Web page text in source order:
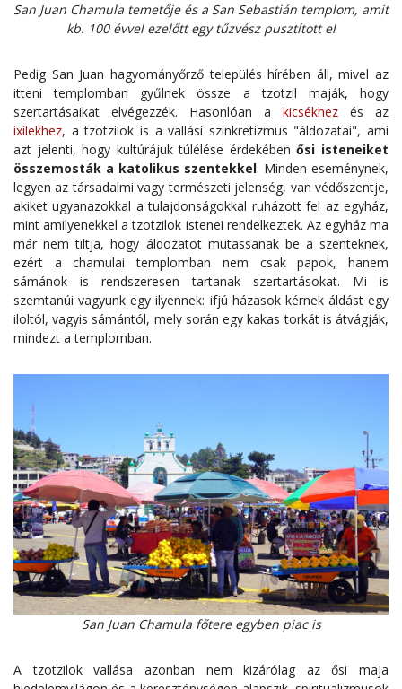
San Juan Chamula temetője és a San Sebastián templom, amit
kb. 100 évvel ezelőtt egy tűzvész pusztított el
Pedig San Juan hagyományőrző település hírében áll, mivel az
itteni templomban gyűlnek össze a tzotzil maják, hogy
szertartásaikat elvégezzék. Hasonlóan a kicsékhez és az
ixilekhez, a tzotzilok is a vallási szinkretizmus "áldozatai", ami
azt jelenti, hogy kultúrájuk túlélése érdekébenősi isteneiket
összemosták a katolikus szentekkel. Minden eseménynek,
legyen az társadalmi vagy természeti jelenség, van védőszentje,
akiket ugyanazokkal a tulajdonságokkal ruházott fel az egyház,
mint amilyenekkel a tzotzilok istenei rendelkeztek. Az egyház ma
már nem tiltja, hogy áldozatot mutassanak be a szenteknek,
ezért a chamulai templomban nem csak papok, hanem
sámánok is rendszeresen tartanak szertartásokat. Mi is
szemtanúi vagyunk egy ilyennek: ifjú házasok kérnek áldást egy
iloltól, vagyis sámántól, mely során egy kakas torkát is átvágják,
mindezt a templomban.
San Juan Chamula főtere egyben piac is
A tzotzilok vallása azonban nem kizárólag az ősi maja